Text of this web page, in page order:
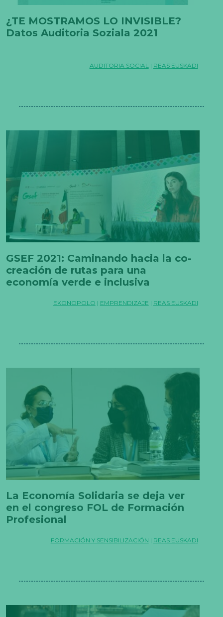
¿TE MOSTRAMOS LO INVISIBLE?
Datos Auditoria Soziala 2021
AUDITORIA SOCIAL | REAS EUSKADI
GSEF 2021: Caminando hacia la co-
creación de rutas para una
economía verde e inclusiva
EKONOPOLO | EMPRENDIZAJE | REAS EUSKADI
La Economía Solidaria se deja ver
en el congreso FOL de Formación
Profesional
FORMACIÓN Y SENSIBILIZACIÓN | REAS EUSKADI